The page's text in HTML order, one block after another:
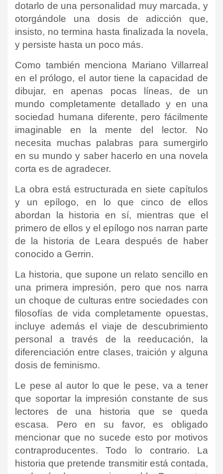
dotarlo de una personalidad muy marcada, y
otorgándole una dosis de adicción que,
insisto, no termina hasta finalizada la novela,
y persiste hasta un poco más.
Como también menciona Mariano Villarreal
en el prólogo, el autor tiene la capacidad de
dibujar, en apenas pocas líneas, de un
mundo completamente detallado y en una
sociedad humana diferente, pero fácilmente
imaginable en la mente del lector. No
necesita muchas palabras para sumergirlo
en su mundo y saber hacerlo en una novela
corta es de agradecer.
La obra está estructurada en siete capítulos
y un epílogo, en lo que cinco de ellos
abordan la historia en sí, mientras que el
primero de ellos y el epílogo nos narran parte
de la historia de Leara después de haber
conocido a Gerrin.
La historia, que supone un relato sencillo en
una primera impresión, pero que nos narra
un choque de culturas entre sociedades con
filosofías de vida completamente opuestas,
incluye además el viaje de descubrimiento
personal a través de la reeducación, la
diferenciación entre clases, traición y alguna
dosis de feminismo.
Le pese al autor lo que le pese, va a tener
que soportar la impresión constante de sus
lectores de una historia que se queda
escasa. Pero en su favor, es obligado
mencionar que no sucede esto por motivos
contraproducentes. Todo lo contrario. La
historia que pretende transmitir está contada,